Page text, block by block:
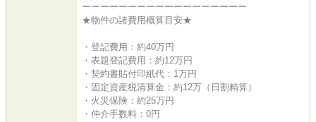
ーーーーーーーーーーーーーーーーーー
★物件の諸費用概算目安★
・登記費用：約40万円
・表題登記費用：約12万円
・契約書貼付印紙代：1万円
・固定資産税清算金：約12万（日割精算）
・火災保険：約25万円
・仲介手数料：0円